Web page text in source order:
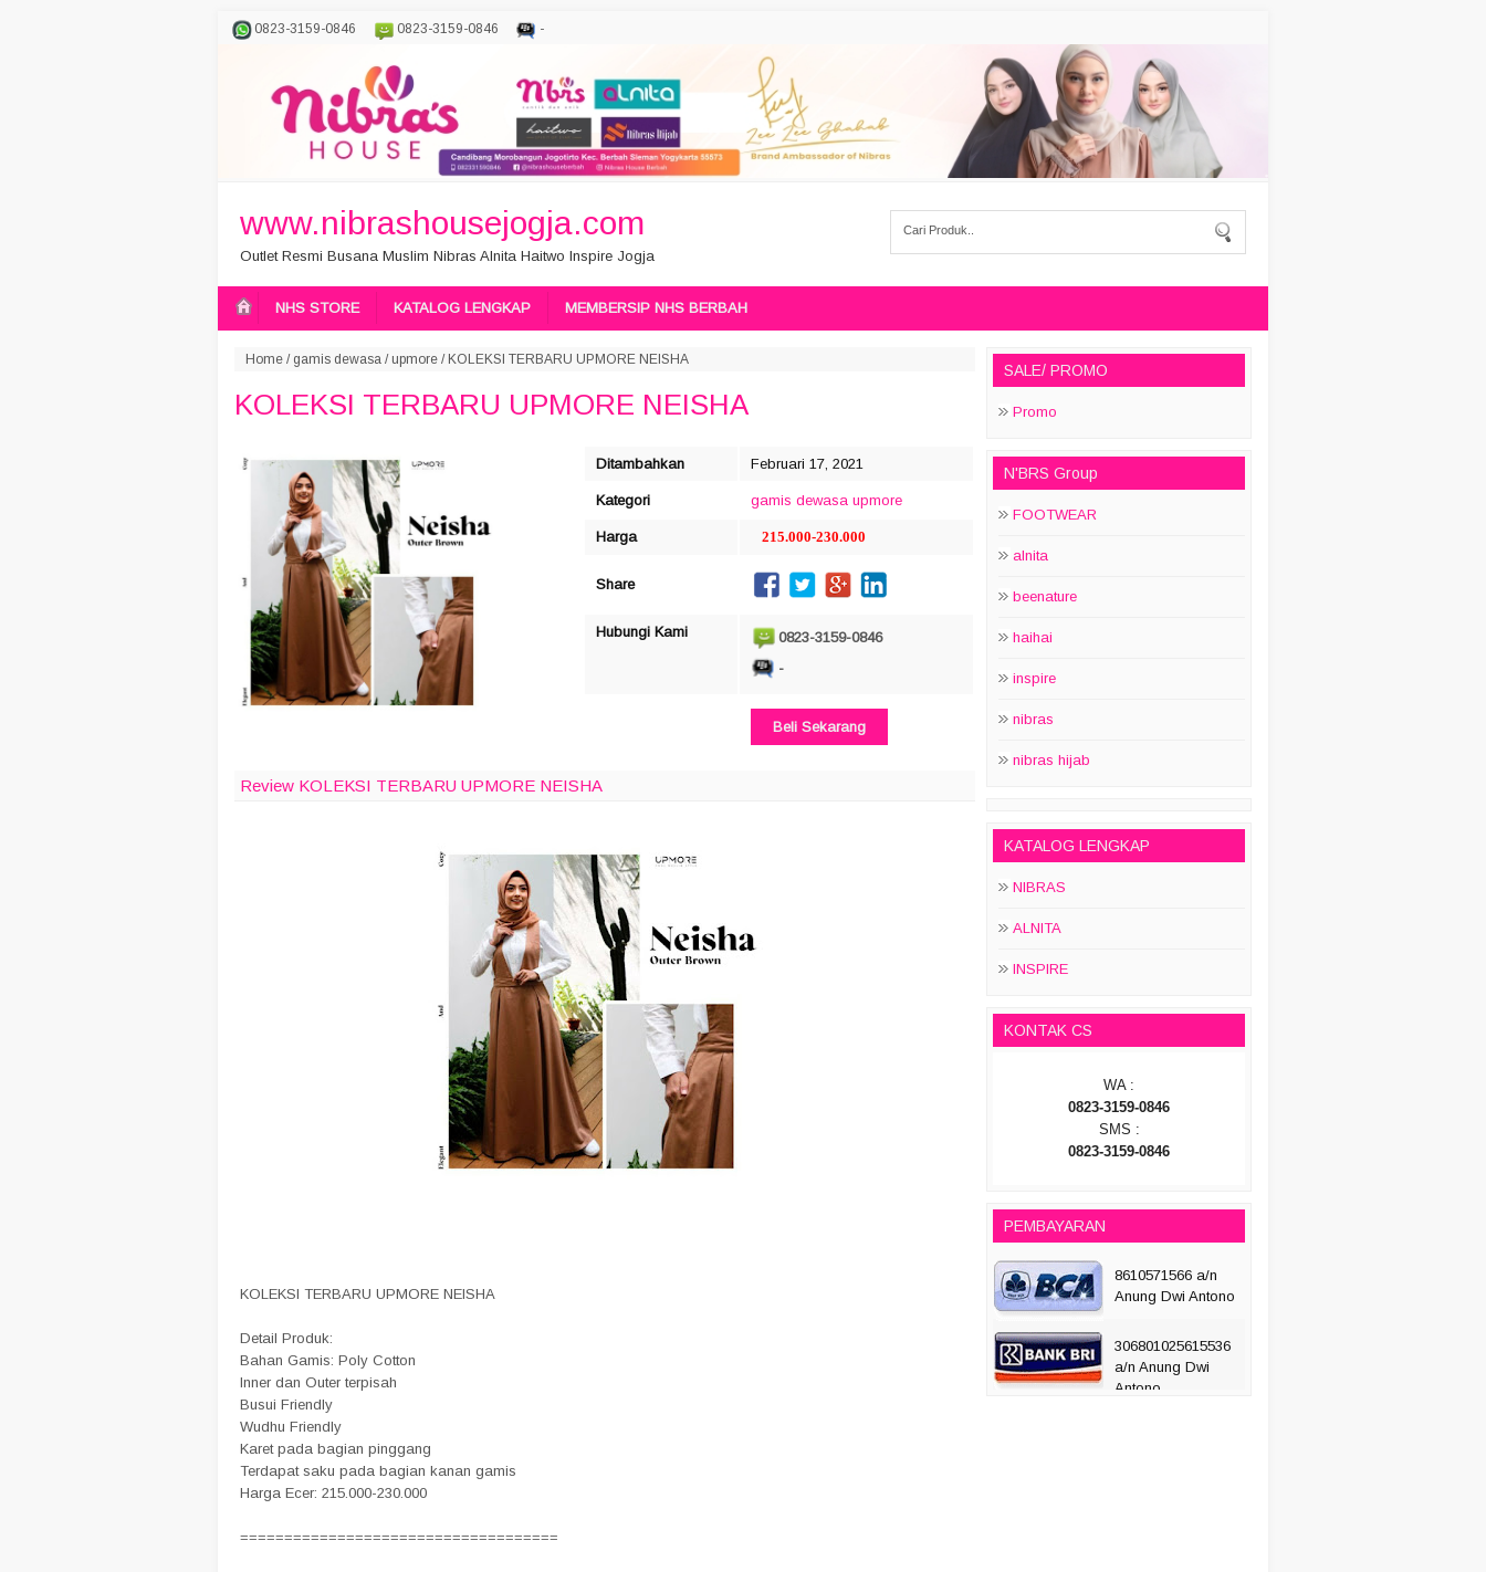
0823-3159-0846 0823-3159-0846 -
www.nibrashousejogja.com
Outlet Resmi Busana Muslim Nibras Alnita Haitwo Inspire Jogja
NHS STORE KATALOG LENGKAP MEMBERSIP NHS BERBAH
Home / gamis dewasa / upmore / KOLEKSI TERBARU UPMORE NEISHA
KOLEKSI TERBARU UPMORE NEISHA
click to zoom
Ditambahkan Februari 17, 2021
Kategori gamis dewasa upmore
Harga 215.000-230.000
Share
Hubungi Kami
0823-3159-0846
-
Beli Sekarang
Review KOLEKSI TERBARU UPMORE NEISHA
KOLEKSI TERBARU UPMORE NEISHA
Detail Produk:
Bahan Gamis: Poly Cotton
Inner dan Outer terpisah
Busui Friendly
Wudhu Friendly
Karet pada bagian pinggang
Terdapat saku pada bagian kanan gamis
Harga Ecer: 215.000-230.000
====================================
SALE/ PROMO
Promo
N'BRS Group
FOOTWEAR
alnita
beenature
haihai
inspire
nibras
nibras hijab
KATALOG LENGKAP
NIBRAS
ALNITA
INSPIRE
KONTAK CS
WA :
0823-3159-0846
SMS :
0823-3159-0846
PEMBAYARAN
8610571566 a/n
Anung Dwi Antono
306801025615536
a/n Anung Dwi
Antono